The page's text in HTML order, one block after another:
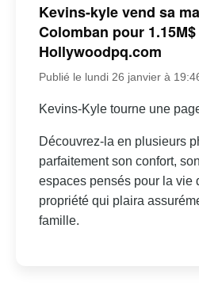
Kevins-kyle vend sa
Colomban pour 1.15M$
Hollywoodpq.com
Publié le lundi 26 janvier à
Kevins-Kyle tourne une
Découvrez-la en plusieurs
parfaitement son confort,
espaces pensés pour la vie
propriété qui plaira
famille.